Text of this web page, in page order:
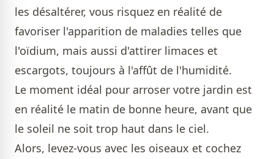
les désaltérer, vous risquez en réalité de
favoriser l'apparition de maladies telles que
l'oïdium, mais aussi d'attirer limaces et
escargots, toujours à l'affût de l'humidité.
Le moment idéal pour arroser votre jardin est
en réalité le matin de bonne heure, avant que
le soleil ne soit trop haut dans le ciel.
Alors, levez-vous avec les oiseaux et cochez